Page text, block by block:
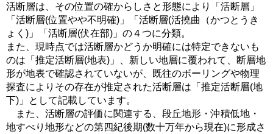
活断層は、その位置の確からしさと形態により「活断層」
「活断層(位置やや不明確)」「活断層(活撓曲（かつとうき
ょく)」「活断層(伏在部)」の４つに分類。
また、現時点では活断層かどうか明確には特定できないも
のは「推定活断層(地表)」、新しい地層に覆われて、断層地
形が地表で確認されていないが、既往のボーリングや物理
探査によりその存在が推定された活断層は「推定活断層(地
下)」として記載しています。
また、活断層の評価に関連する、段丘地形・沖積低地・
地すべり地形などの第四紀後期(数十万年から現在)に形成さ